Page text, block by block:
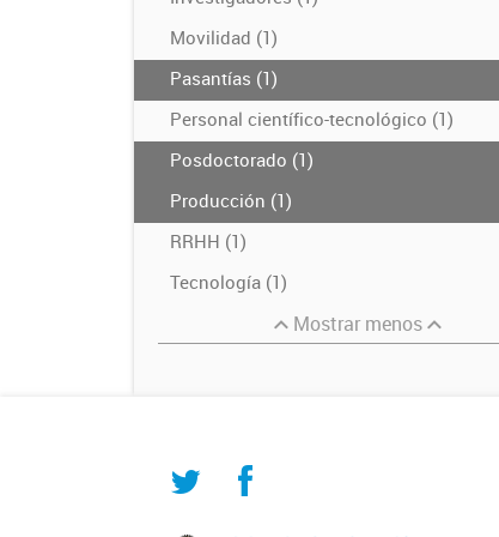
Movilidad (1)
Pasantías (1)
Personal científico-tecnológico (1)
Posdoctorado (1)
Producción (1)
RRHH (1)
Tecnología (1)
Mostrar menos